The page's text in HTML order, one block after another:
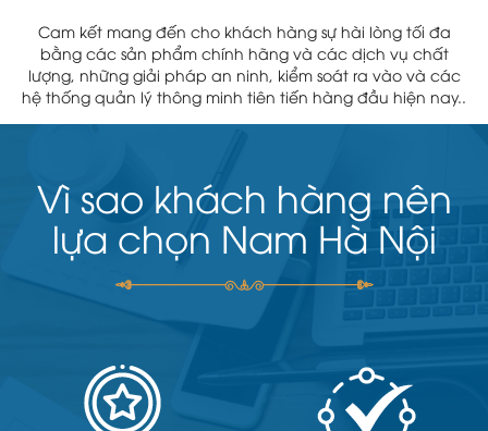
Cam kết mang đến cho khách hàng sự hài lòng tối đa
bằng các sản phẩm chính hãng và các dịch vụ chất
lượng, những giải pháp an ninh, kiểm soát ra vào và các
hệ thống quản lý thông minh tiên tiến hàng đầu hiện nay..
Vì sao khách hàng nên
lựa chọn Nam Hà Nội